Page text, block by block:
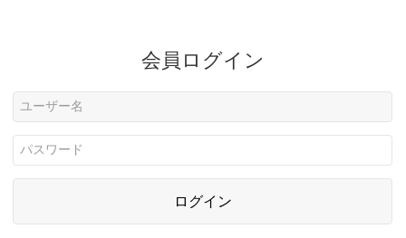
会員ログイン
ログイン